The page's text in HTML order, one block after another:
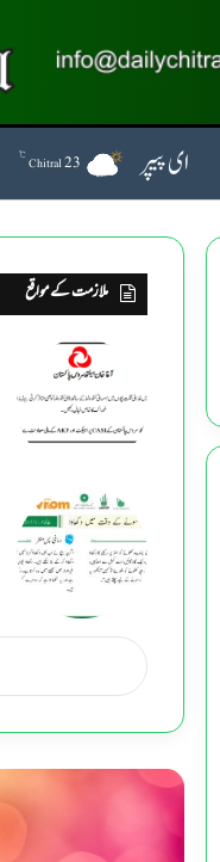
ای پیپر Chitral23
℃
ملازمت کے مواقع